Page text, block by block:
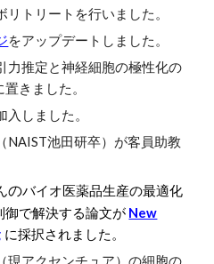
リトリートを行いました。
をアップデートしました。
力推定と神経細胞の極性化の
置きました。
入しました。
NAIST池田研卒）が客員助教
のバイオ医薬品生産の最適化
御で解決する論文が New
に採択されました。
現アクセンチュア）の細胞の